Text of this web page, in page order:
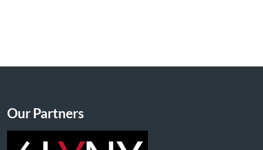
Our Partners